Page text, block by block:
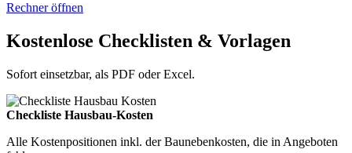
Rechner öffnen
Kostenlose Checklisten & Vorlagen
Sofort einsetzbar, als PDF oder Excel.
Checkliste Hausbau-Kosten
Alle Kostenpositionen inkl. der Baunebenkosten, die in Angeboten